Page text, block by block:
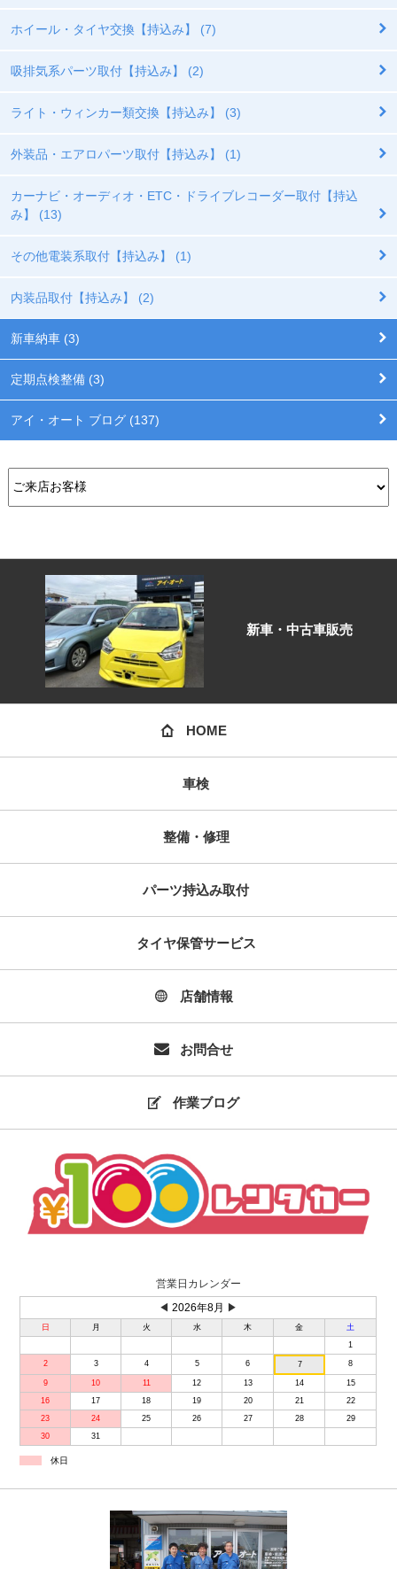
ホイール・タイヤ交換【持込み】 (7)
吸排気系パーツ取付【持込み】 (2)
ライト・ウィンカー類交換【持込み】 (3)
外装品・エアロパーツ取付【持込み】 (1)
カーナビ・オーディオ・ETC・ドライブレコーダー取付【持込
み】 (13)
その他電装系取付【持込み】 (1)
内装品取付【持込み】 (2)
新車納車 (3)
定期点検整備 (3)
アイ・オート ブログ (137)
新車・中古車販売
HOME
車検
整備・修理
パーツ持込み取付
タイヤ保管サービス
店舗情報
お問合せ
作業ブログ
営業日カレンダー
◀ 2026年8月 ▶
日 月 火 水 木 金
土
1
2 3 4 5 6 7 8
9 10 11 12 13 14
15
16
17 18 19 20 21
22
23
24 25 26 27 28
29
30
31
休日